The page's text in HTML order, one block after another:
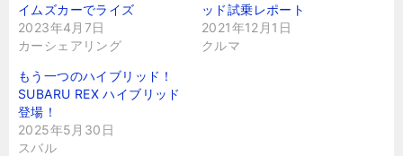
イムズカーでライズ
2023年4月7日
カーシェアリング
ッド試乗レポート
2021年12月1日
クルマ
もう一つのハイブリッド！
SUBARU REX ハイブリッド
登場！
2025年5月30日
スバル